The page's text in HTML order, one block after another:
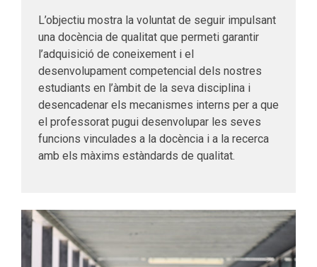
L’objectiu mostra la voluntat de seguir impulsant
una docència de qualitat que permeti garantir
l’adquisició de coneixement i el
desenvolupament competencial dels nostres
estudiants en l’àmbit de la seva disciplina i
desencadenar els mecanismes interns per a que
el professorat pugui desenvolupar les seves
funcions vinculades a la docència i a la recerca
amb els màxims estàndards de qualitat.